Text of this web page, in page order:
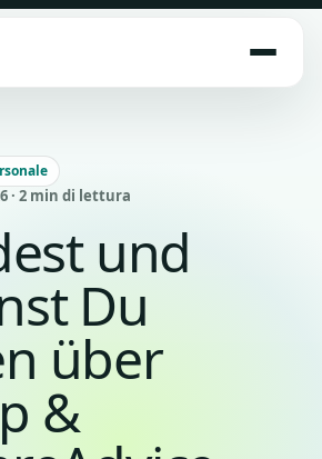
· 2 min di lettura
und
Du
über
&